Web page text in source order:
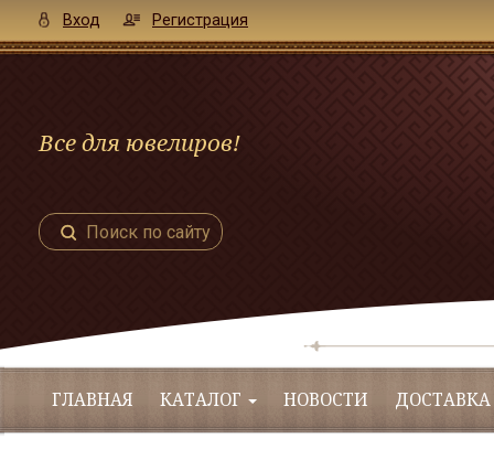
Вход Регистрация
Все для ювелиров!
Поиск по сайту
ГЛАВНАЯ КАТАЛОГ НОВОСТИ